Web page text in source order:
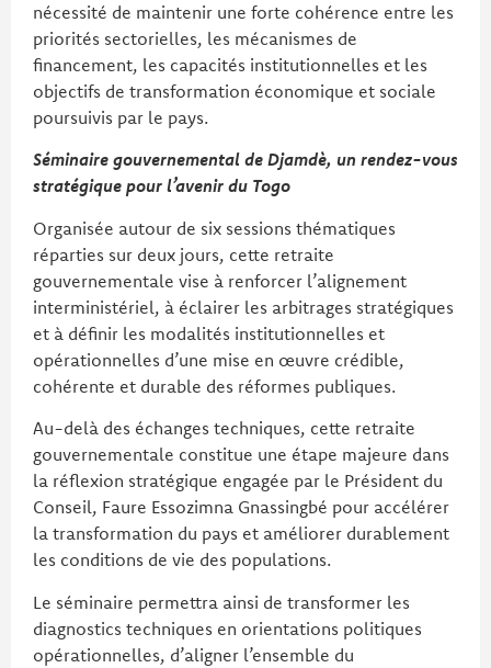
nécessité de maintenir une forte cohérence entre les
priorités sectorielles, les mécanismes de
financement, les capacités institutionnelles et les
objectifs de transformation économique et sociale
poursuivis par le pays.
Séminaire gouvernemental de Djamdè, un rendez-vous
stratégique pour l’avenir du Togo
Organisée autour de six sessions thématiques
réparties sur deux jours, cette retraite
gouvernementale vise à renforcer l’alignement
interministériel, à éclairer les arbitrages stratégiques
et à définir les modalités institutionnelles et
opérationnelles d’une mise en œuvre crédible,
cohérente et durable des réformes publiques.
Au-delà des échanges techniques, cette retraite
gouvernementale constitue une étape majeure dans
la réflexion stratégique engagée par le Président du
Conseil, Faure Essozimna Gnassingbé pour accélérer
la transformation du pays et améliorer durablement
les conditions de vie des populations.
Le séminaire permettra ainsi de transformer les
diagnostics techniques en orientations politiques
opérationnelles, d’aligner l’ensemble du